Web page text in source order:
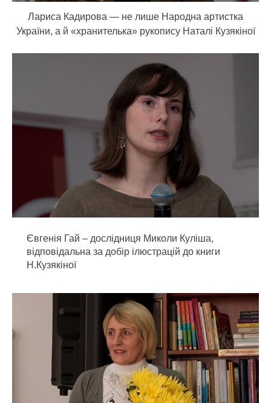
Лариса Кадирова — не лише Народна артистка
України, а й «хранителька» рукопису Наталі Кузякіної
Євгенія Гай – дослідниця Миколи Куліша,
відповідальна за добір ілюстрацій до книги
Н.Кузякіної